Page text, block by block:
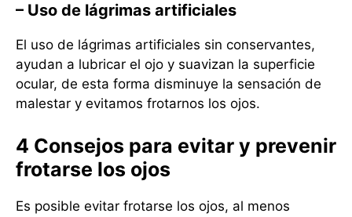
– Uso de lágrimas artificiales
El uso de lágrimas artificiales sin conservantes,
ayudan a lubricar el ojo y suavizan la superficie
ocular, de esta forma disminuye la sensación de
malestar y evitamos frotarnos los ojos.
4 Consejos para evitar y prevenir
frotarse los ojos
Es posible evitar frotarse los ojos, al menos